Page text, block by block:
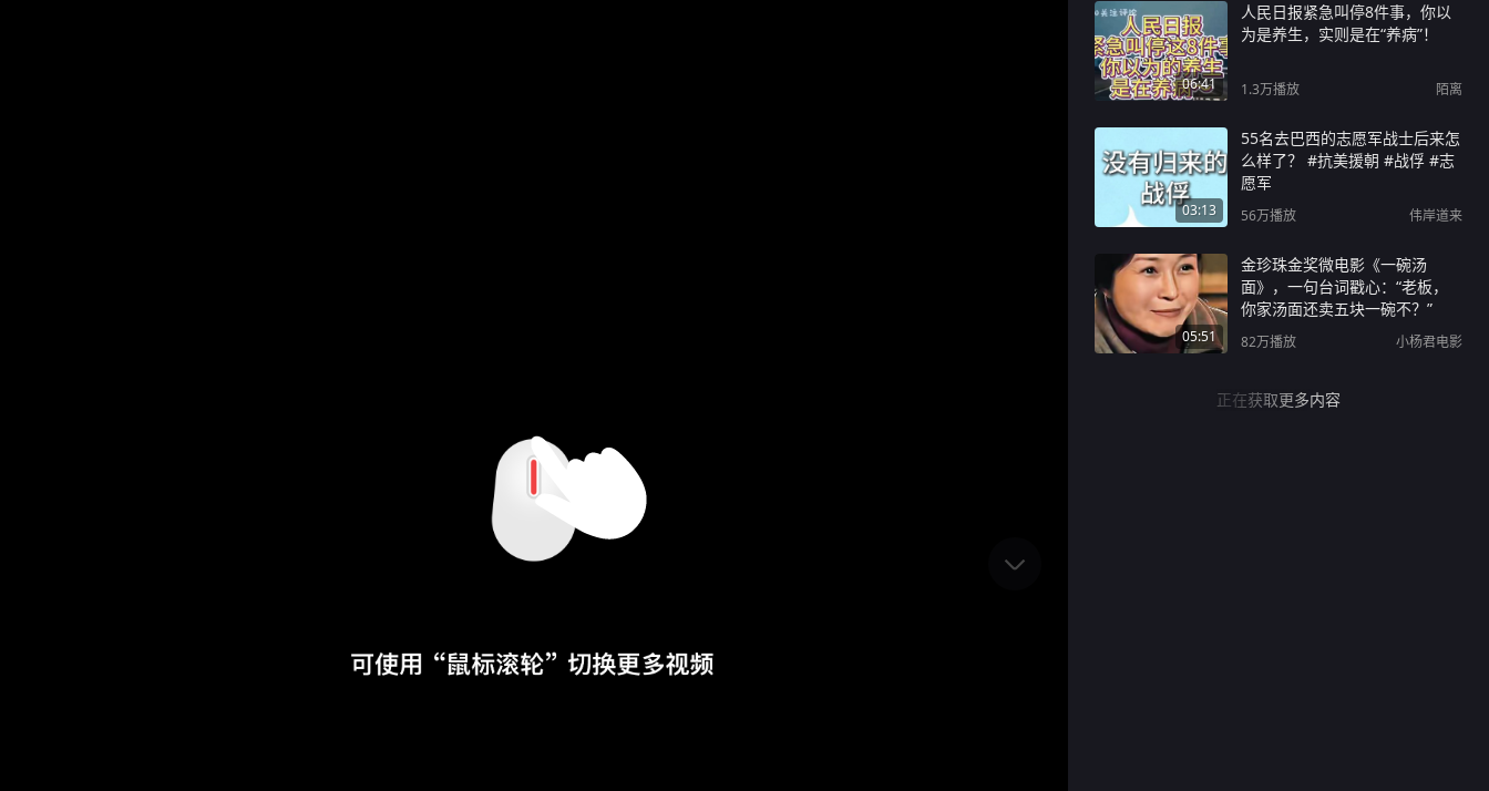
06:41
人民日报紧急叫停8件事，你以
为是养生，实则是在“养病”！
1.3万播放 陌离
03:13
55名去巴西的志愿军战士后来怎
么样了？ #抗美援朝 #战俘 #志
愿军
56万播放 伟岸道来
05:51
金珍珠金奖微电影《一碗汤
面》，一句台词戳心：“老板，
你家汤面还卖五块一碗不？”
82万播放 小杨君电影
正在获取更多内容